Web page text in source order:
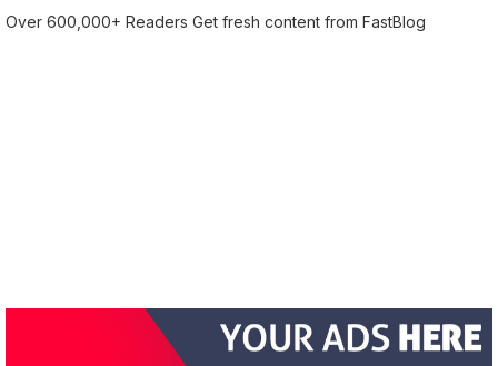
Over 600,000+ Readers Get fresh content from FastBlog